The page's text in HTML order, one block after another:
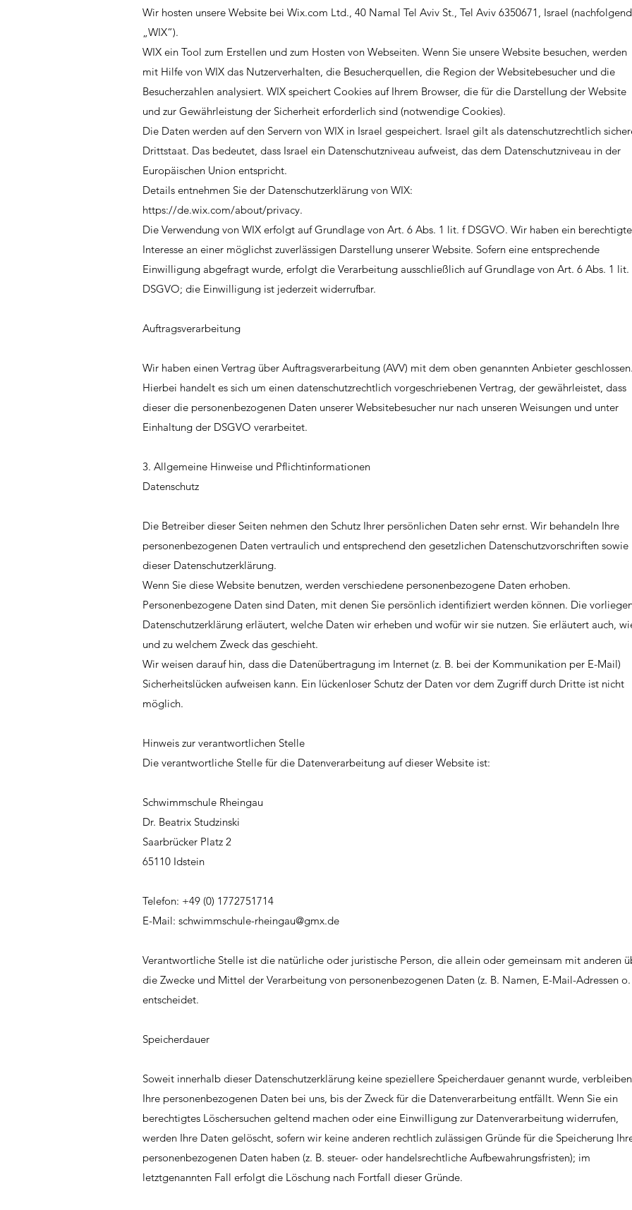
Wir hosten unsere Website bei Wix.com Ltd., 40 Namal Tel Aviv St., Tel Aviv 6350671, Israel
„WIX“).
WIX ein Tool zum Erstellen und zum Hosten von Webseiten. Wenn Sie unsere Website besuchen, werden
mit Hilfe von WIX das Nutzerverhalten, die Besucherquellen, die Region der Websitebesucher und die
Besucherzahlen analysiert. WIX speichert Cookies auf Ihrem Browser, die für die Darstellung der Website
und zur Gewährleistung der Sicherheit erforderlich sind (notwendige Cookies).
Die Daten werden auf den Servern von WIX in Israel gespeichert. Israel gilt als datenschutzrechtlich
Drittstaat. Das bedeutet, dass Israel ein Datenschutzniveau aufweist, das dem Datenschutzniveau in der
Europäischen Union entspricht.
Details entnehmen Sie der Datenschutzerklärung von WIX:
https://de.wix.com/about/privacy.
Die Verwendung von WIX erfolgt auf Grundlage von Art. 6 Abs. 1 lit. f DSGVO. Wir haben ein
Interesse an einer möglichst zuverlässigen Darstellung unserer Website. Sofern eine entsprechende
Einwilligung abgefragt wurde, erfolgt die Verarbeitung ausschließlich auf Grundlage von Art. 6 Abs. 1 lit.
DSGVO; die Einwilligung ist jederzeit widerrufbar.
Auftragsverarbeitung
Wir haben einen Vertrag über Auftragsverarbeitung (AVV) mit dem oben genannten Anbieter
Hierbei handelt es sich um einen datenschutzrechtlich vorgeschriebenen Vertrag, der gewährleistet, dass
dieser die personenbezogenen Daten unserer Websitebesucher nur nach unseren Weisungen und unter
Einhaltung der DSGVO verarbeitet.
3. Allgemeine Hinweise und Pflichtinformationen
Datenschutz
Die Betreiber dieser Seiten nehmen den Schutz Ihrer persönlichen Daten sehr ernst. Wir behandeln Ihre
personenbezogenen Daten vertraulich und entsprechend den gesetzlichen Datenschutzvorschriften sowie
dieser Datenschutzerklärung.
Wenn Sie diese Website benutzen, werden verschiedene personenbezogene Daten erhoben.
Personenbezogene Daten sind Daten, mit denen Sie persönlich identifiziert werden können. Die
Datenschutzerklärung erläutert, welche Daten wir erheben und wofür wir sie nutzen. Sie erläutert auch,
und zu welchem Zweck das geschieht.
Wir weisen darauf hin, dass die Datenübertragung im Internet (z. B. bei der Kommunikation per E-Mail)
Sicherheitslücken aufweisen kann. Ein lückenloser Schutz der Daten vor dem Zugriff durch Dritte ist nicht
möglich.
Hinweis zur verantwortlichen Stelle
Die verantwortliche Stelle für die Datenverarbeitung auf dieser Website ist:
Schwimmschule Rheingau
Dr. Beatrix Studzinski
Saarbrücker Platz 2
65110 Idstein
Telefon: +49 (0) 1772751714
E-Mail: schwimmschule-rheingau@gmx.de
Verantwortliche Stelle ist die natürliche oder juristische Person, die allein oder gemeinsam mit anderen
die Zwecke und Mittel der Verarbeitung von personenbezogenen Daten (z. B. Namen, E-Mail-Adressen
entscheidet.
Speicherdauer
Soweit innerhalb dieser Datenschutzerklärung keine speziellere Speicherdauer genannt wurde, verbleiben
Ihre personenbezogenen Daten bei uns, bis der Zweck für die Datenverarbeitung entfällt. Wenn Sie ein
berechtigtes Löschersuchen geltend machen oder eine Einwilligung zur Datenverarbeitung widerrufen,
werden Ihre Daten gelöscht, sofern wir keine anderen rechtlich zulässigen Gründe für die Speicherung
personenbezogenen Daten haben (z. B. steuer- oder handelsrechtliche Aufbewahrungsfristen); im
letztgenannten Fall erfolgt die Löschung nach Fortfall dieser Gründe.